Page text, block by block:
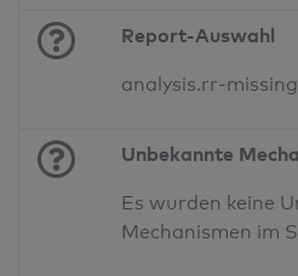
Report-Auswahl
analysis.rr-missing
Unbekannte
Es wurden keine
Mechanismen im